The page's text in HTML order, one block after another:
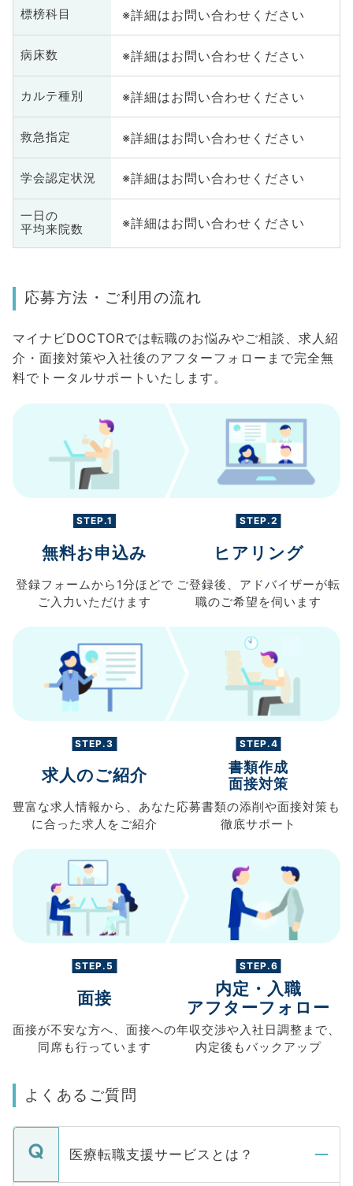
標榜科目 ※詳細はお問い合わせください
病床数 ※詳細はお問い合わせください
カルテ種別 ※詳細はお問い合わせください
救急指定 ※詳細はお問い合わせください
学会認定状況 ※詳細はお問い合わせください
一日の
平均来院数
※詳細はお問い合わせください
応募方法・ご利用の流れ
マイナビDOCTORでは転職のお悩みやご相談、求人紹
介・面接対策や入社後のアフターフォローまで完全無
料でトータルサポートいたします。
STEP.1
無料お申込み
登録フォームから 1分ほどで
ご入力 いただけます
STEP.2
ヒアリング
ご登録後、 アドバイザーが転
職のご希望を伺います
STEP.3
求人のご紹介
豊富な求人情報から、 あなた
に合った求人を ご紹介
STEP.4
書類作成
面接対策
応募書類の添削や面接対策も
徹底サポート
STEP.5
面接
面接が不安な方へ、 面接への
同席も行っています
STEP.6
内定・入職
アフターフォロー
年収交渉や入社日調整まで、
内定後もバックアップ
よくあるご質問
医療転職支援サービスとは？